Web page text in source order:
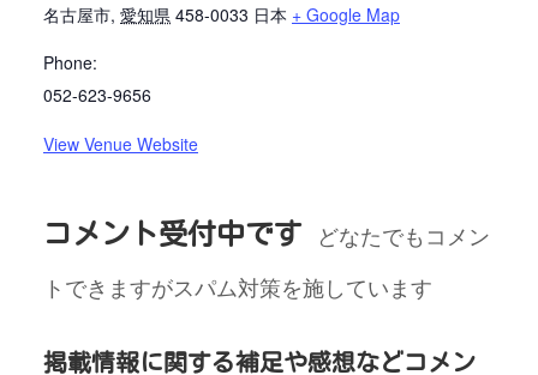
名古屋市, 愛知県 458-0033 日本 + Google Map
Phone:
052-623-9656
View Venue Website
コメント受付中です
どなたでもコメン
トできますがスパム対策を施しています
掲載情報に関する補足や感想などコメン